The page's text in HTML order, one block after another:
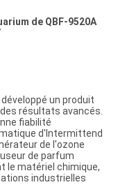
de QBF-9520A
un produit
résultats avancés.
fiabilité
d'Intermittend
de l'ozone
de parfum
le matériel chimique,
industrielles